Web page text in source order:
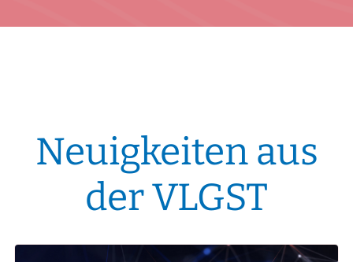
Neuigkeiten aus
der VLGST